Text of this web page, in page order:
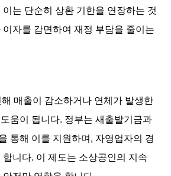
는 단순히 상환 기한을 연장하는 것
자를 감면하여 재정 부담을 줄이는
매출이 감소하거나 연체가 발생한
움이 됩니다. 정부는 새출발기금과
통해 이를 지원하며, 자영업자의 경
니다. 이 제도는 소상공인의 지속